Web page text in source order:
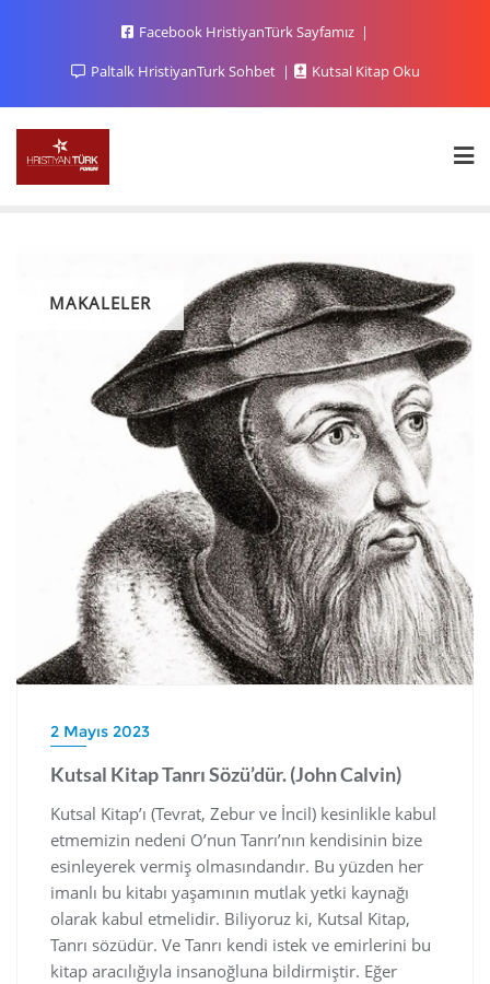
Facebook HristiyanTürk Sayfamız
Paltalk HristiyanTurk Sohbet
Kutsal Kitap Oku
MAKALELER
2 Mayıs 2023
Kutsal Kitap Tanrı Sözü’dür. (John Calvin)
Kutsal Kitap’ı (Tevrat, Zebur ve İncil) kesinlikle kabul
etmemizin nedeni O’nun Tanrı’nın kendisinin bize
esinleyerek vermiş olmasındandır. Bu yüzden her
imanlı bu kitabı yaşamının mutlak yetki kaynağı
olarak kabul etmelidir. Biliyoruz ki, Kutsal Kitap,
Tanrı sözüdür. Ve Tanrı kendi istek ve emirlerini bu
kitap aracılığıyla insanoğluna bildirmiştir. Eğer